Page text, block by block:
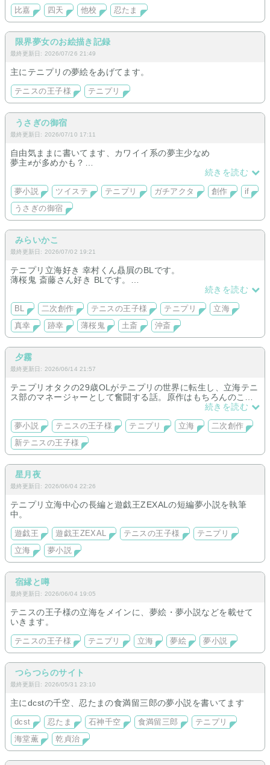
比嘉 四天 他校 忍たま
限界夢女のお絵描き記録
最終更新日: 2026/07/26 21:49
主にテニプリの夢絵をあげてます。
テニスの王子様 テニプリ
うさぎの御宿
最終更新日: 2026/07/10 17:11
自由気ままに書いてます、カワイイ系の夢主少なめ
夢主≠が多めかも？
続きを読む
夢小説 ツイステ テニプリ ガチアクタ 創作
if
うさぎの御宿
みらいかこ
最終更新日: 2026/07/02 19:21
テニプリ立海好き 幸村くん贔屓のBLです。
薄桜鬼 斎藤さん好き BLです。
一切関係ありません。
続きを読む
BL 二次創作 テニスの王子様 テニプリ
立海
真幸
跡幸 薄桜鬼 土斎 沖斎
夕霧
最終更新日: 2026/06/14 21:57
テニプリオタクの29歳OLがテニプリの世界に転生し、立海テニ
ス部のマネージャーとして奮闘する話。原作はもちろんのこ
と、みんな大好き平成の夢小説リスペクトでお贈りします。
続きを読む
夢小説 テニスの王子様 テニプリ 立海
二次創作
新テニスの王子様
星月夜
最終更新日: 2026/06/04 22:26
テニプリ立海中心の長編と遊戯王ZEXALの短編夢小説を執筆
中。
遊戯王 遊戯王ZEXAL テニスの王子様
テニプリ
立海
夢小説
宿縁と噂
最終更新日: 2026/06/04 19:05
テニスの王子様の立海をメインに、夢絵・夢小説などを載せて
いきます。
テニスの王子様 テニプリ 立海 夢絵 夢小説
つらつらのサイト
最終更新日: 2026/05/31 23:10
主にdcstの千空、忍たまの食満留三郎の夢小説を書いてます
dcst 忍たま 石神千空 食満留三郎
テニプリ
海堂薫
乾貞治